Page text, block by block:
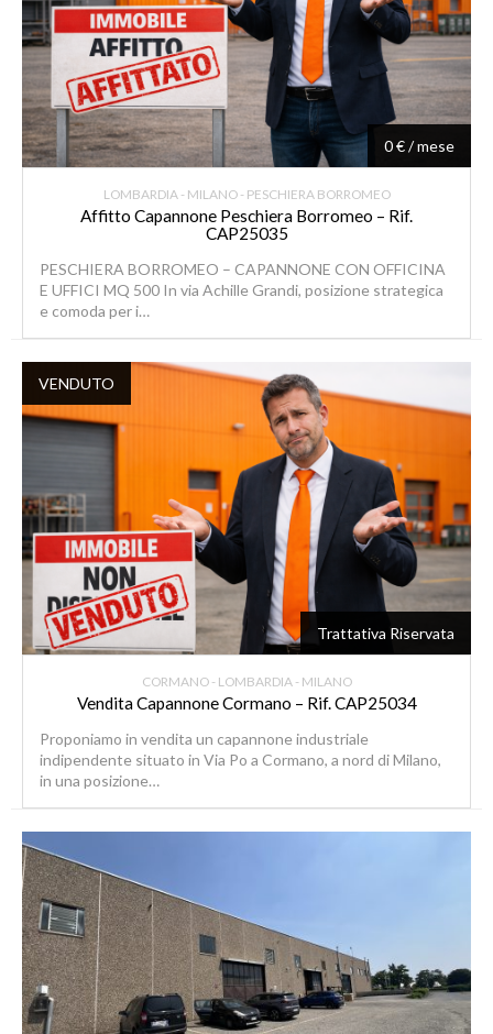
0 € / mese
LOMBARDIA - MILANO - PESCHIERA BORROMEO
Affitto Capannone Peschiera Borromeo – Rif.
CAP25035
PESCHIERA BORROMEO – CAPANNONE CON OFFICINA
E UFFICI MQ 500 In via Achille Grandi, posizione strategica
e comoda per i…
VENDUTO
Trattativa Riservata
CORMANO - LOMBARDIA - MILANO
Vendita Capannone Cormano – Rif. CAP25034
Proponiamo in vendita un capannone industriale
indipendente situato in Via Po a Cormano, a nord di Milano,
in una posizione…